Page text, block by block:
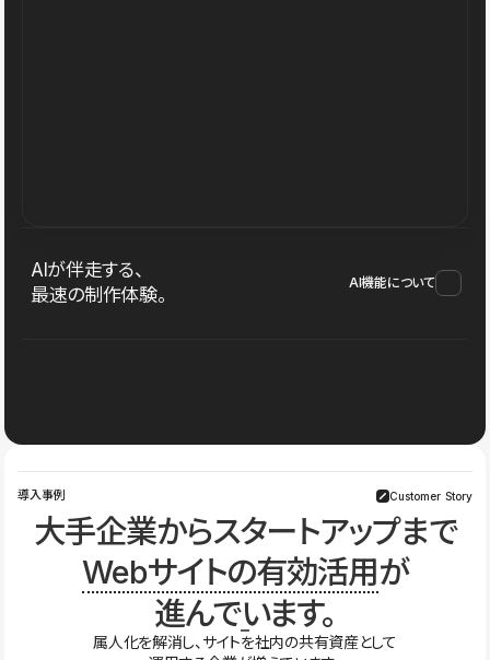
AIが伴走する、
最速の制作体験。
AI機能について
導入事例 Customer Story
大手企業からスタートアップまで
Webサイトの有効活用が
進んでいます。
属人化を解消し、サイトを社内の共有資産として